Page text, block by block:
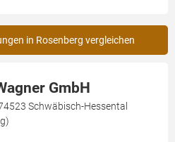
in Rosenberg vergleichen
GmbH
Schwäbisch-Hessental